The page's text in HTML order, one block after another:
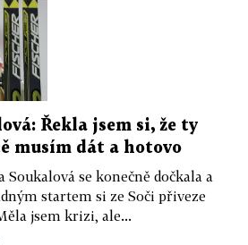
Řekla jsem si, že ty
musím dát a hotovo
se konečně dočkala a
startem si ze Soči přiveze
jsem krizi, ale...